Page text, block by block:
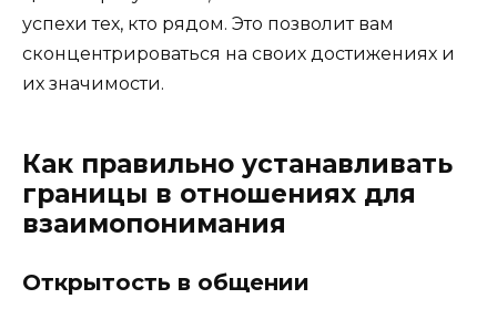
успехи тех, кто рядом. Это позволит вам
сконцентрироваться на своих достижениях и
их значимости.
Как правильно устанавливать
границы в отношениях для
взаимопонимания
Открытость в общении